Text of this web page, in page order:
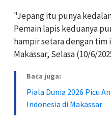
"Jepang itu punya
Pemain lapis keduanya
hampir setara dengan tim
Makassar, Selasa (10/6/
Baca juga:
Piala Dunia 2026 Picu
Indonesia di Makassar